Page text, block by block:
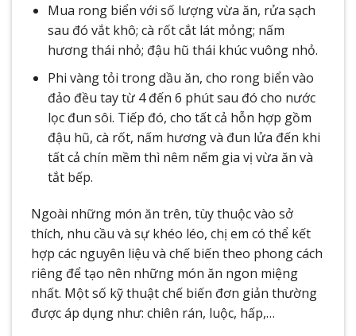
Mua rong biển với số lượng vừa ăn, rửa sạch
sau đó vắt khô; cà rốt cắt lát mỏng; nấm
hương thái nhỏ; đậu hũ thái khúc vuông nhỏ.
Phi vàng tỏi trong dầu ăn, cho rong biển vào
đảo đều tay từ 4 đến 6 phút sau đó cho nước
lọc đun sôi. Tiếp đó, cho tất cả hỗn hợp gồm
đậu hũ, cà rốt, nấm hương và đun lửa đến khi
tất cả chín mềm thì nêm nếm gia vị vừa ăn và
tắt bếp.
Ngoài những món ăn trên, tùy thuộc vào sở
thích, nhu cầu và sự khéo léo, chị em có thể kết
hợp các nguyên liệu và chế biến theo phong cách
riêng để tạo nên những món ăn ngon miệng
nhất. Một số kỹ thuật chế biến đơn giản thường
được áp dụng như: chiên rán, luộc, hấp,…